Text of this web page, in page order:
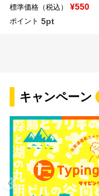
標準価格（税込） ¥550
ポイント 5pt
キャンペーン